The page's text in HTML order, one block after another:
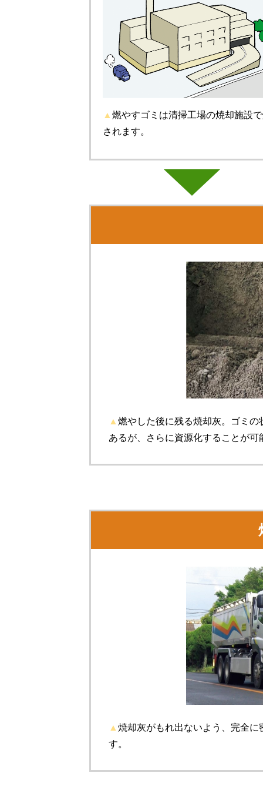
▲ 燃やすゴミは清掃工場の焼却施設
されます。
▲ 燃やした後に残る焼却灰。ゴミ
あるが、さらに資源化することが可
▲ 焼却灰がもれ出ないよう、完全
す。